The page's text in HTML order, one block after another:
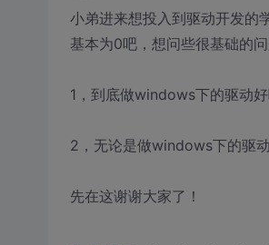
小弟进来想投入到驱动开发的
基本为0吧，想问些很基础的问
1，到底做windows下的驱动
2，无论是做windows下的驱
先在这谢谢大家了！